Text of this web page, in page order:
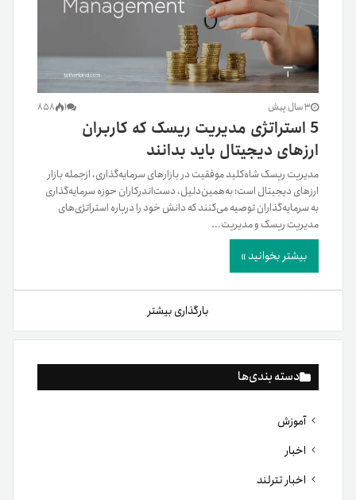
دسته بندی‌ها
آموزش
اخبار
اخبار تترلند
3 سال پیش 1
858
5 استراتژی مدیریت ریسک که کاربران
ارزهای دیجیتال باید بدانند
مدیریت ریسک شاه‌کلید موفقیت در بازارهای سرمایه‌گذاری، از‌جمله بازار
ارزهای دیجیتال است؛ به‌همین‌دلیل، دست‌اندرکاران حوزه سرمایه‌گذاری
به سرمایه‌گذاران توصیه می‌کنند که دانش خود را درباره استراتژی‌های
مدیریت ریسک و مدیریت...
بیشتر بخوانید »
بارگذاری بیشتر